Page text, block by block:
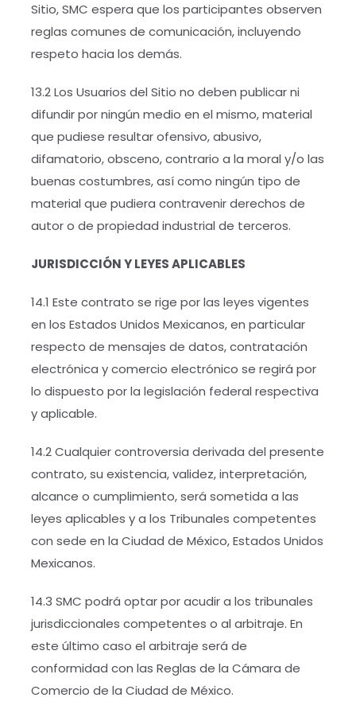
Sitio, SMC espera que los participantes observen
reglas comunes de comunicación, incluyendo
respeto hacia los demás.
13.2 Los Usuarios del Sitio no deben publicar ni
difundir por ningún medio en el mismo, material
que pudiese resultar ofensivo, abusivo,
difamatorio, obsceno, contrario a la moral y/o las
buenas costumbres, así como ningún tipo de
material que pudiera contravenir derechos de
autor o de propiedad industrial de terceros.
JURISDICCIÓN Y LEYES APLICABLES
14.1 Este contrato se rige por las leyes vigentes
en los Estados Unidos Mexicanos, en particular
respecto de mensajes de datos, contratación
electrónica y comercio electrónico se regirá por
lo dispuesto por la legislación federal respectiva
y aplicable.
14.2 Cualquier controversia derivada del presente
contrato, su existencia, validez, interpretación,
alcance o cumplimiento, será sometida a las
leyes aplicables y a los Tribunales competentes
con sede en la Ciudad de México, Estados Unidos
Mexicanos.
14.3 SMC podrá optar por acudir a los tribunales
jurisdiccionales competentes o al arbitraje. En
este último caso el arbitraje será de
conformidad con las Reglas de la Cámara de
Comercio de la Ciudad de México.